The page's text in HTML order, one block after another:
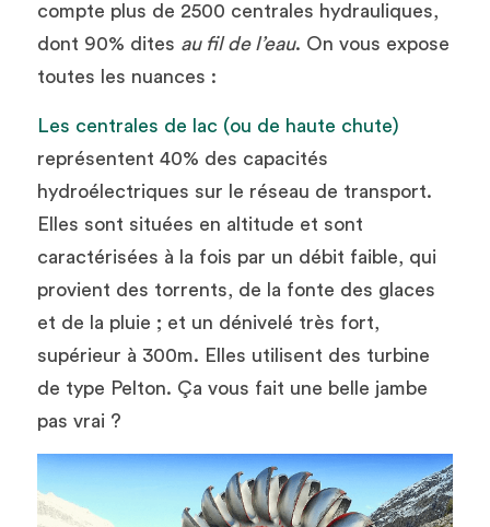
compte plus de 2500 centrales hydrauliques,
dont 90% dites au fil de l’eau. On vous expose
toutes les nuances :
Les centrales de lac (ou de haute chute)
représentent 40% des capacités
hydroélectriques sur le réseau de transport.
Elles sont situées en altitude et sont
caractérisées à la fois par un débit faible, qui
provient des torrents, de la fonte des glaces
et de la pluie ; et un dénivelé très fort,
supérieur à 300m. Elles utilisent des turbine
de type Pelton. Ça vous fait une belle jambe
pas vrai ?